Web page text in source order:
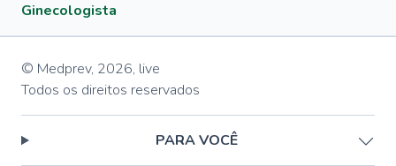
Ginecologista
© Medprev, 2026, live
Todos os direitos reservados
PARA VOCÊ